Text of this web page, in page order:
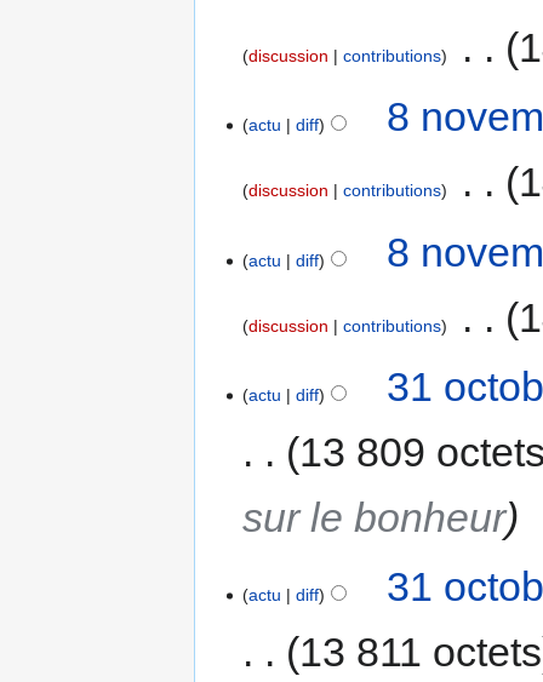
discussion contributions
actu diff 8
discussion contributions
actu diff 8
discussion contributions
actu diff
31
13 809
sur le bonheur
actu diff
31
13 811 octets